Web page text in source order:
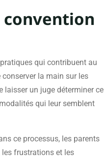
convention
qui contribuent au
conserver la main sur les
laisser un juge déterminer ce
qui leur semblent
ce processus, les parents
frustrations et les